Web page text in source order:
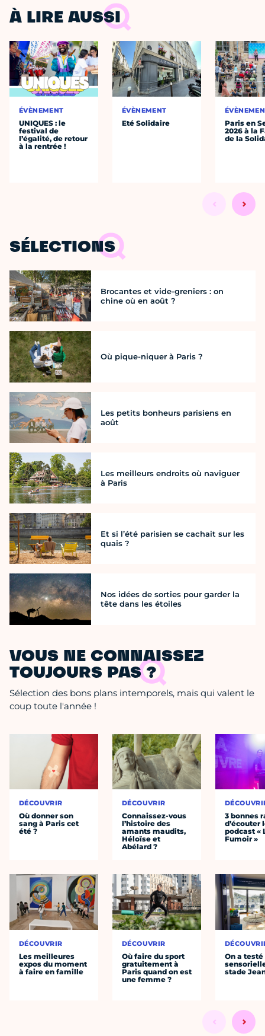
À LIRE AUSSI
ÉVÈNEMENT
UNIQUES : le
festival de
l’égalité, de retour
à la rentrée !
ÉVÈNEMENT
Eté Solidaire
Paris en
2026 à la
de la
SÉLECTIONS
Brocantes et vide-greniers : on
chine où en août ?
Où pique-niquer à Paris ?
Les petits bonheurs parisiens en
août
Les meilleurs endroits où naviguer
à Paris
Et si l’été parisien se cachait sur les
quais ?
Nos idées de sorties pour garder la
tête dans les étoiles
VOUS NE CONNAISSEZ
TOUJOURS PAS ?
Sélection des bons plans intemporels, mais qui valent le
coup toute l'année !
DÉCOUVRIR
Où donner son
sang à Paris cet
été ?
DÉCOUVRIR
Les meilleures
expos du moment
à faire en famille
DÉCOUVRIR
Connaissez-vous
l’histoire des
amants maudits,
Héloïse et
Abélard ?
DÉCOUVRIR
Où faire du sport
gratuitement à
Paris quand on est
une femme ?
3 bonnes
d’écouter
podcast «
Fumoir »
On a
stade